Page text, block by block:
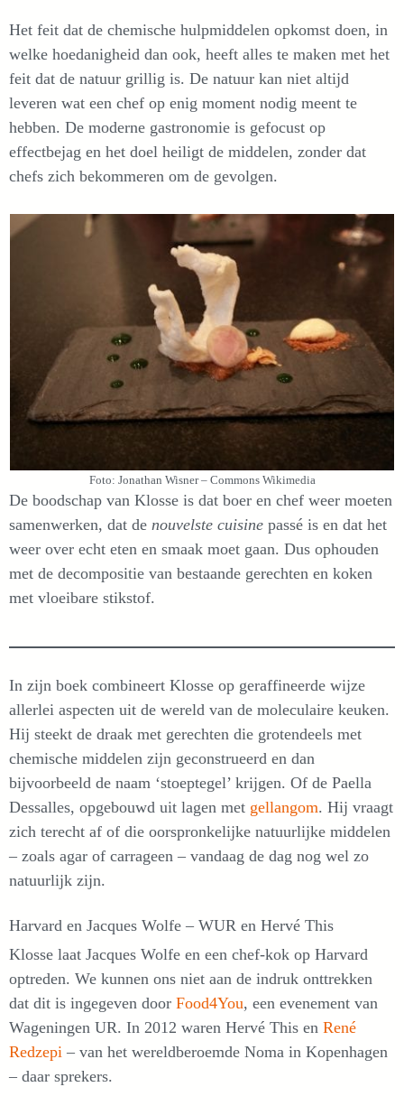
Het feit dat de chemische hulpmiddelen opkomst doen, in
welke hoedanigheid dan ook, heeft alles te maken met het
feit dat de natuur grillig is. De natuur kan niet altijd
leveren wat een chef op enig moment nodig meent te
hebben. De moderne gastronomie is gefocust op
effectbejag en het doel heiligt de middelen, zonder dat
chefs zich bekommeren om de gevolgen.
Foto: Jonathan Wisner – Commons Wikimedia
De boodschap van Klosse is dat boer en chef weer moeten
samenwerken, dat de nouvelste cuisine passé is en dat het
weer over echt eten en smaak moet gaan. Dus ophouden
met de decompositie van bestaande gerechten en koken
met vloeibare stikstof.
In zijn boek combineert Klosse op geraffineerde wijze
allerlei aspecten uit de wereld van de moleculaire keuken.
Hij steekt de draak met gerechten die grotendeels met
chemische middelen zijn geconstrueerd en dan
bijvoorbeeld de naam ‘stoeptegel’ krijgen. Of de Paella
Dessalles, opgebouwd uit lagen met gellangom. Hij vraagt
zich terecht af of die oorspronkelijke natuurlijke middelen
– zoals agar of carrageen – vandaag de dag nog wel zo
natuurlijk zijn.
Harvard en Jacques Wolfe – WUR en Hervé This
Klosse laat Jacques Wolfe en een chef-kok op Harvard
optreden. We kunnen ons niet aan de indruk onttrekken
dat dit is ingegeven door Food4You, een evenement van
Wageningen UR. In 2012 waren Hervé This en René
Redzepi – van het wereldberoemde Noma in Kopenhagen
– daar sprekers.